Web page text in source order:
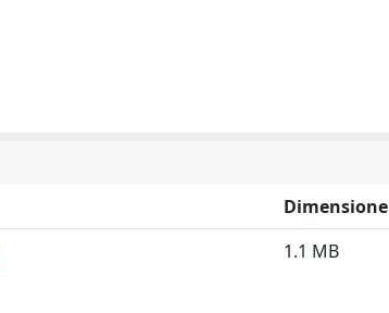
Dimensione
1.1 MB